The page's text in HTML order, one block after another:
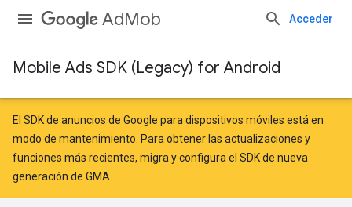
AdMob Acceder
Mobile Ads SDK (Legacy) for Android
El SDK de anuncios de Google para dispositivos móviles está en
modo de mantenimiento. Para obtener las actualizaciones y
funciones más recientes, migra yconfigura el SDK de nueva
generación de GMA